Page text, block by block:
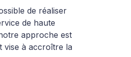
de réaliser
de haute
approche est
vise à accroître la